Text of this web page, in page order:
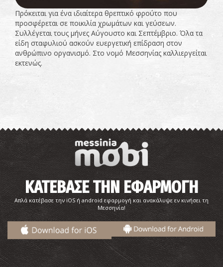
Πρόκειται για ένα ιδιαίτερα θρεπτικό φρούτο που
προσφέρεται σε ποικιλία χρωμάτων και γεύσεων.
Συλλέγεται τους μήνες Αύγουστο και Σεπτέμβριο. Όλα τα
είδη σταφυλιού ασκούν ευεργετική επίδραση στον
ανθρώπινο οργανισμό. Στο νομό Μεσσηνίας καλλιεργείται
εκτενώς.
ΚΑΤΕΒΑΣΕ ΤΗΝ ΕΦΑΡΜΟΓΗ
Απλά κατέβασε την iOS ή android εφαρμογή και ανακάλυψε εν κινήσει τη
Μεσσηνία!